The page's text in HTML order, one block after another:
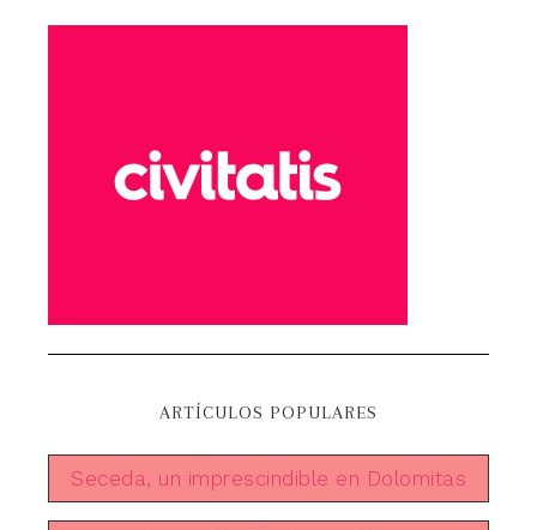
ARTÍCULOS POPULARES
Seceda, un imprescindible en Dolomitas